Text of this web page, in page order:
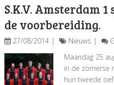
S.K.V. Amsterdam
de voorbereiding.
27/08/2014 Nieuws
Maandag 25
in de zomerse
hun tweede